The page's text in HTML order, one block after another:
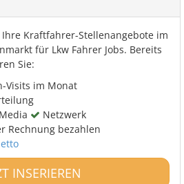
Kraftfahrer-Stellenangebote im
für Lkw Fahrer Jobs. Bereits
Sie:
Visits im Monat
Netzwerk
Rechnung bezahlen
INSERIEREN